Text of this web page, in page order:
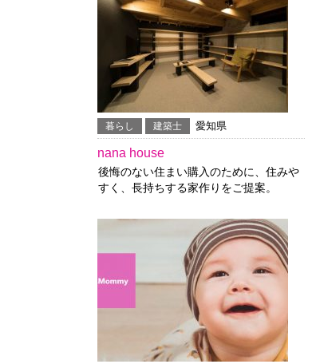
暮らし 建築士 愛知県
nana house
後悔のない住まい購入のために、住みや
すく、長持ちする家作りをご提案。